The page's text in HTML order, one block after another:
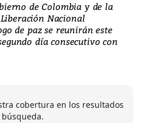
de Colombia y de la
Nacional
de paz se reunirán este
día consecutivo con
cobertura en los resultados